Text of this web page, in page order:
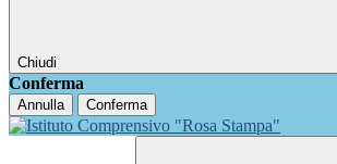
Chiudi
Conferma
Annulla Conferma